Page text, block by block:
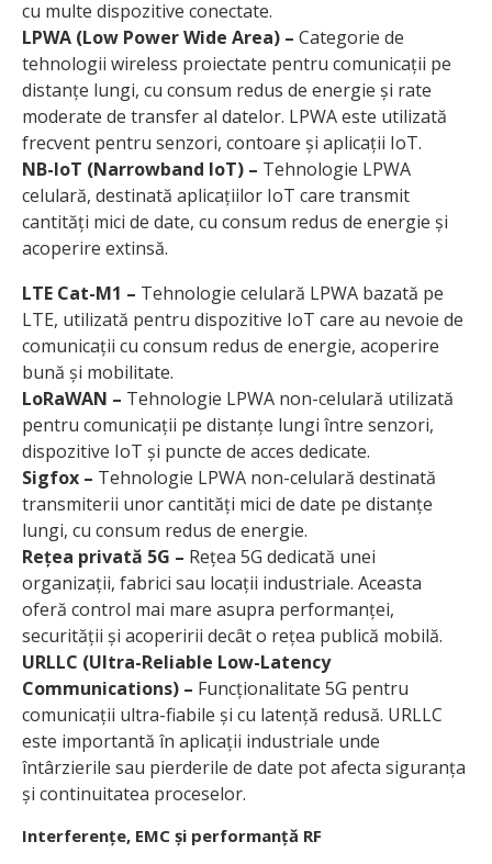
cu multe dispozitive conectate.
LPWA (Low Power Wide Area) – Categorie de
tehnologii wireless proiectate pentru comunicații pe
distanțe lungi, cu consum redus de energie și rate
moderate de transfer al datelor. LPWA este utilizată
frecvent pentru senzori, contoare și aplicații IoT.
NB-IoT (Narrowband IoT) – Tehnologie LPWA
celulară, destinată aplicațiilor IoT care transmit
cantități mici de date, cu consum redus de energie și
acoperire extinsă.
LTE Cat-M1 – Tehnologie celulară LPWA bazată pe
LTE, utilizată pentru dispozitive IoT care au nevoie de
comunicații cu consum redus de energie, acoperire
bună și mobilitate.
LoRaWAN – Tehnologie LPWA non-celulară utilizată
pentru comunicații pe distanțe lungi între senzori,
dispozitive IoT și puncte de acces dedicate.
Sigfox – Tehnologie LPWA non-celulară destinată
transmiterii unor cantități mici de date pe distanțe
lungi, cu consum redus de energie.
Rețea privată 5G – Rețea 5G dedicată unei
organizații, fabrici sau locații industriale. Aceasta
oferă control mai mare asupra performanței,
securității și acoperirii decât o rețea publică mobilă.
URLLC (Ultra-Reliable Low-Latency
Communications) – Funcționalitate 5G pentru
comunicații ultra-fiabile și cu latență redusă. URLLC
este importantă în aplicații industriale unde
întârzierile sau pierderile de date pot afecta siguranța
și continuitatea proceselor.
Interferențe, EMC și performanță RF